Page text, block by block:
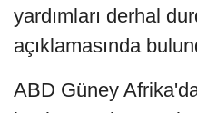
yardımları derhal
açıklamasında
ABD Güney